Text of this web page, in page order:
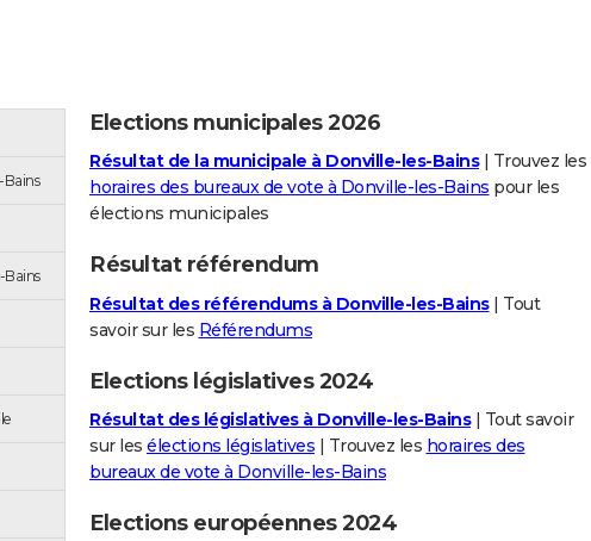
Bains
Bains
Elections municipales 2026
Résultat de la municipale à Donville-les-Bains| Trouvez les
horaires des bureaux de vote à Donville-les-Bains pour les
élections municipales
Résultat référendum
Résultat des référendums à Donville-les-Bains| Tout
savoir sur les Référendums
Elections législatives 2024
Résultat des législatives à Donville-les-Bains| Tout savoir
sur les élections législatives | Trouvez les horaires des
bureaux de vote à Donville-les-Bains
Elections européennes 2024